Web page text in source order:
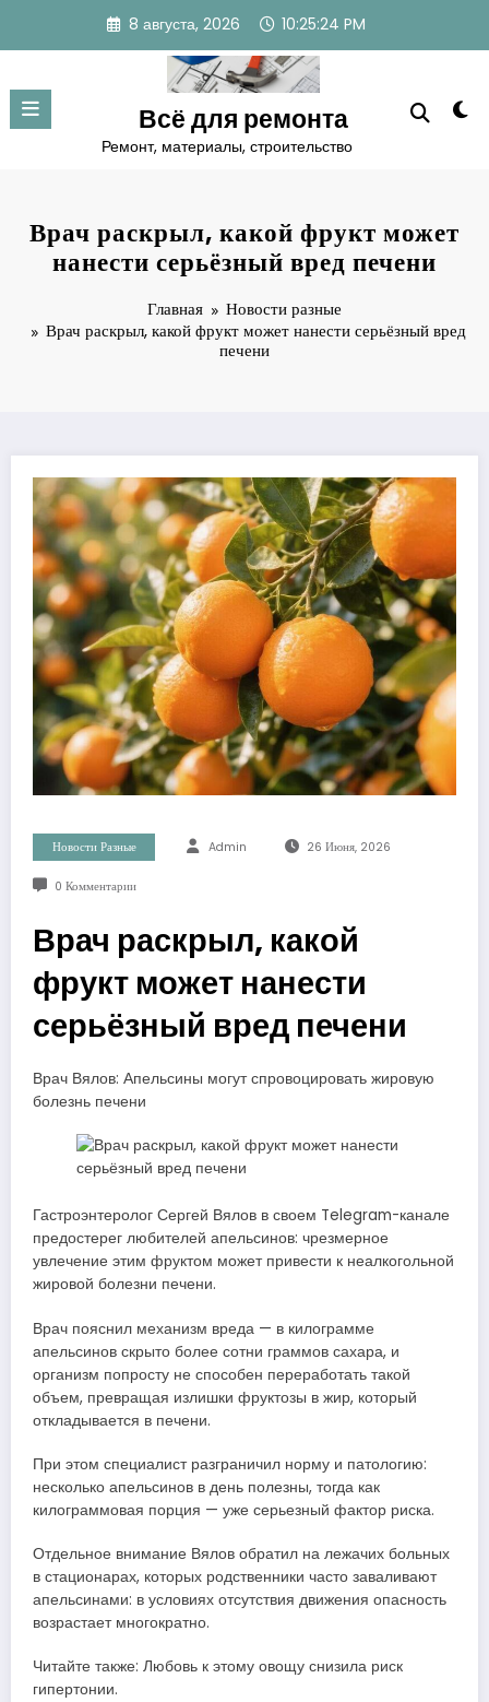
содержимому
8 августа, 2026 10:25:25 PM
Всё для ремонта
Ремонт, материалы, строительство
Врач раскрыл, какой фрукт может
нанести серьёзный вред печени
Главная
Новости разные
Врач раскрыл, какой фрукт может нанести серьёзный вред
печени
Новости Разные Admin 26 Июня, 2026
0 Комментарии
Врач раскрыл, какой
фрукт может нанести
серьёзный вред печени
Врач Вялов: Апельсины могут спровоцировать жировую
болезнь печени
Гастроэнтеролог Сергей Вялов в своем Telegram-канале
предостерег любителей апельсинов: чрезмерное
увлечение этим фруктом может привести к неалкогольной
жировой болезни печени.
Врач пояснил механизм вреда — в килограмме
апельсинов скрыто более сотни граммов сахара, и
организм попросту не способен переработать такой
объем, превращая излишки фруктозы в жир, который
откладывается в печени.
При этом специалист разграничил норму и патологию:
несколько апельсинов в день полезны, тогда как
килограммовая порция — уже серьезный фактор риска.
Отдельное внимание Вялов обратил на лежачих больных
в стационарах, которых родственники часто заваливают
апельсинами: в условиях отсутствия движения опасность
возрастает многократно.
Читайте также: Любовь к этому овощу снизила риск
гипертонии.